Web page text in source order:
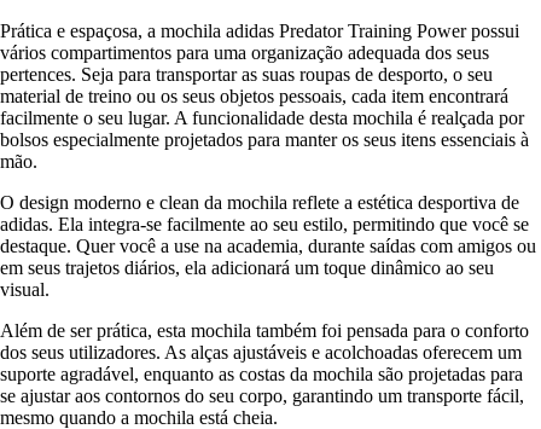
Prática e espaçosa, a mochila adidas Predator Training Power possui
vários compartimentos para uma organização adequada dos seus
pertences. Seja para transportar as suas roupas de desporto, o seu
material de treino ou os seus objetos pessoais, cada item encontrará
facilmente o seu lugar. A funcionalidade desta mochila é realçada por
bolsos especialmente projetados para manter os seus itens essenciais à
mão.
O design moderno e clean da mochila reflete a estética desportiva de
adidas. Ela integra-se facilmente ao seu estilo, permitindo que você se
destaque. Quer você a use na academia, durante saídas com amigos ou
em seus trajetos diários, ela adicionará um toque dinâmico ao seu
visual.
Além de ser prática, esta mochila também foi pensada para o conforto
dos seus utilizadores. As alças ajustáveis e acolchoadas oferecem um
suporte agradável, enquanto as costas da mochila são projetadas para
se ajustar aos contornos do seu corpo, garantindo um transporte fácil,
mesmo quando a mochila está cheia.